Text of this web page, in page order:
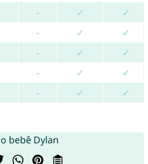
- ✓
✓
- ✓
✓
- ✓
✓
- ✓
✓
- ✓ ✓